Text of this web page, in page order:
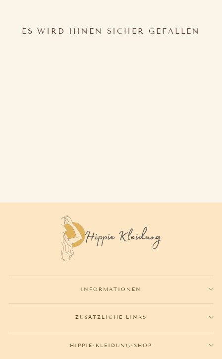
ES WIRD IHNEN SICHER GEFALLEN
INFORMATIONEN
ZUSÄTZLICHE LINKS
HIPPIE-KLEIDUNG-SHOP